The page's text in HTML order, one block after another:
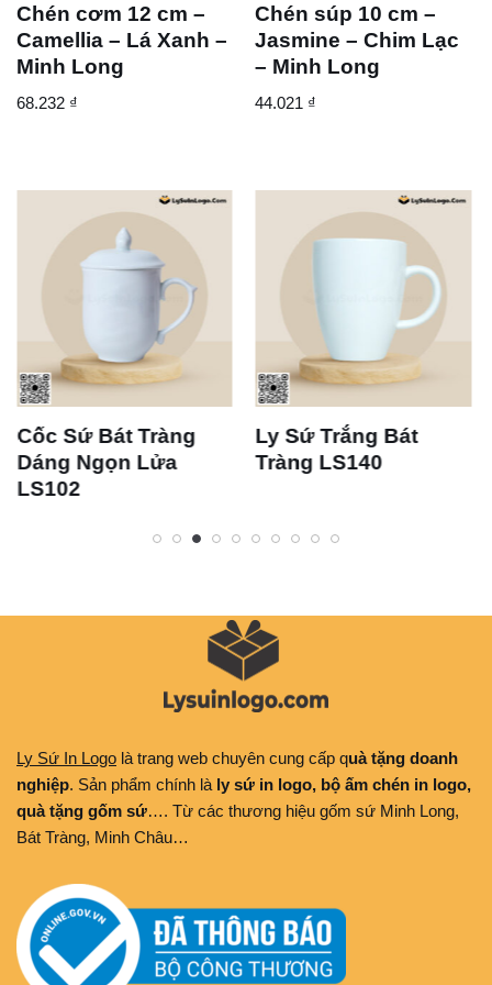
Chén cơm 12 cm –
Camellia – Lá Xanh –
Minh Long
68.232 ₫
Chén súp 10 cm –
Jasmine – Chim Lạc
– Minh Long
44.021 ₫
Sứ Bát Tràng
Ngọn Lửa
Ly Sứ Trắng Bát
Tràng LS140
Ly Sứ In Logo là trang web chuyên cung cấp quà tặng doanh
nghiệp. Sản phẩm chính là ly sứ in logo, bộ ấm chén in logo,
quà tặng gốm sứ…. Từ các thương hiệu gốm sứ Minh Long,
Bát Tràng, Minh Châu…